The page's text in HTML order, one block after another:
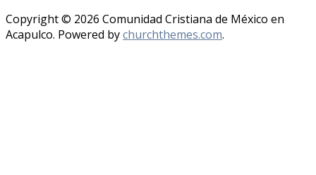
Copyright © 2026 Comunidad Cristiana de México en
Acapulco. Powered bychurchthemes.com.